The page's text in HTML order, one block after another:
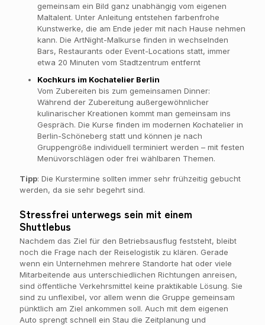
gemeinsam ein Bild ganz unabhängig vom eigenen
Maltalent. Unter Anleitung entstehen farbenfrohe
Kunstwerke, die am Ende jeder mit nach Hause nehmen
kann. Die ArtNight-Malkurse finden in wechselnden
Bars, Restaurants oder Event-Locations statt, immer
etwa 20 Minuten vom Stadtzentrum entfernt
Kochkurs im Kochatelier Berlin
Vom Zubereiten bis zum gemeinsamen Dinner:
Während der Zubereitung außergewöhnlicher
kulinarischer Kreationen kommt man gemeinsam ins
Gespräch. Die Kurse finden im modernen Kochatelier in
Berlin-Schöneberg statt und können je nach
Gruppengröße individuell terminiert werden – mit festen
Menüvorschlägen oder frei wählbaren Themen.
Tipp: Die Kurstermine sollten immer sehr frühzeitig gebucht
werden, da sie sehr begehrt sind.
Stressfrei unterwegs sein mit einem
Shuttlebus
Nachdem das Ziel für den Betriebsausflug feststeht, bleibt
noch die Frage nach der Reiselogistik zu klären. Gerade
wenn ein Unternehmen mehrere Standorte hat oder viele
Mitarbeitende aus unterschiedlichen Richtungen anreisen,
sind öffentliche Verkehrsmittel keine praktikable Lösung. Sie
sind zu unflexibel, vor allem wenn die Gruppe gemeinsam
pünktlich am Ziel ankommen soll. Auch mit dem eigenen
Auto sprengt schnell ein Stau die Zeitplanung und